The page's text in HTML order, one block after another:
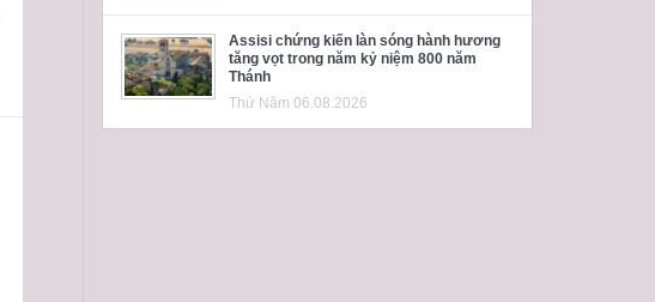
Assisi chứng kiến làn sóng hành hương
tăng vọt trong năm kỷ niệm 800 năm
Thánh
Thứ Năm 06.08.2026